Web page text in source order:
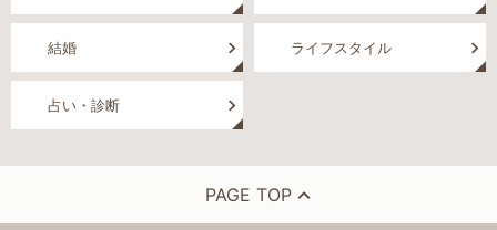
結婚 ライフスタイル
占い・診断
PAGE TOP